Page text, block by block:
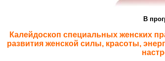
В
Калейдоскоп специальных женских
развития женской силы, красоты,